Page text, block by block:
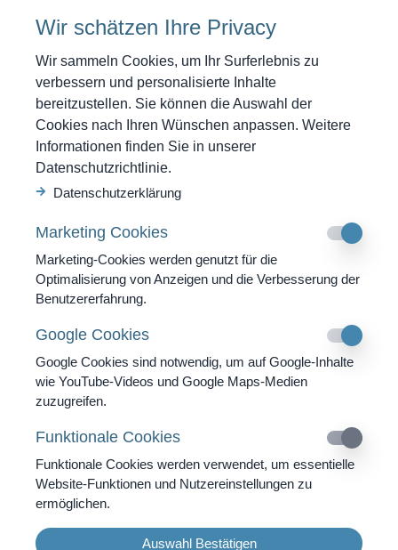
Wir schätzen Ihre Privacy
Wir sammeln Cookies, um Ihr Surferlebnis zu
verbessern und personalisierte Inhalte
bereitzustellen. Sie können die Auswahl der
Cookies nach Ihren Wünschen anpassen. Weitere
Informationen finden Sie in unserer
Datenschutzrichtlinie.
Datenschutzerklärung
Marketing Cookies
Marketing-Cookies werden genutzt für die
Optimalisierung von Anzeigen und die Verbesserung der
Benutzererfahrung.
Google Cookies
Google Cookies sind notwendig, um auf Google-Inhalte
wie YouTube-Videos und Google Maps-Medien
zuzugreifen.
Funktionale Cookies
Funktionale Cookies werden verwendet, um essentielle
Website-Funktionen und Nutzereinstellungen zu
ermöglichen.
Auswahl Bestätigen
Diagnostik
Therapien
Programme
Referenzen
News
Anfrage
Bilder Galerie
Offene Stellen
Anfahrt
Shop
Gutscheine kaufen
Kontakt
Strada Cantonale 53
CH-6540 Castaneda GR
Tel. +41 91 820 40 40
info@swissmountainclinic.com
4.9
DE
Copyright 2026 Swiss Mountain Clinic AG | Alle Rechte